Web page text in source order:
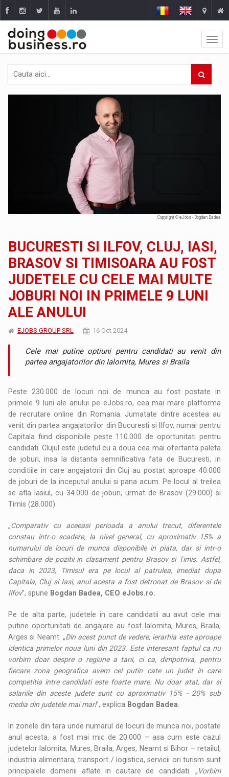
Copyright © eJobs - Bogdan Badea
BUCURESTI SI ILFOV, CLUJ, IASI,
BRASOV SI TIMISOARA AU FOST
JUDETELE CU CELE MAI MULTE
JOBURI NOI IN PRIMELE 9 LUNI
ALE ANULUI
EJOBS GROUP SRL 16 Oct 2024
Cele mai putine optiuni pentru candidati au venit din
partea angajatorilor din Ialomita, Mures si Braila
Peste 230.000 de locuri noi de munca au fost postate in
primele 9 luni ale anului pe eJobs.ro, cea mai mare platforma
de recrutare online din Romania. Jumatate dintre acestea au
venit din partea angajatorilor din Bucuresti si Ilfov, numai pentru
Capitala fiind disponibile peste 110.000 de oportunitati pentru
candidati. Clujul este judetul cu a doua cea mai ofertanta paleta
de joburi, insa la distanta semnificativa fata de Bucuresti, in
conditiile in care angajatorii din Cluj au postat aproape 40.000
de joburi de la inceputul anului si pana acum. Pe locul al treilea
se afla Iasiul, cu 34.000 de joburi, urmat de Brasov (29.000) si
Timis (28.000).
„Comparativ cu aceeasi perioada a anului trecut, diferentele
constau intr-o scadere, la nivel general, cu aproximativ 15% a
numarului de locuri de munca disponibile in piata, dar si intr-o
schimbare de pozitii in clasament pentru Brasov si Timis. Astfel,
daca in 2023, Timisul era pe locul al patrulea, imediat dupa
Capitala, Cluj si Iasi, anul acesta a fost detronat de Brasov si de
Ilfov”, spune Bogdan Badea, CEO eJobs.ro.
Pe de alta parte, judetele in care candidatii au avut cele mai
putine oportunitati de angajare au fost Ialomita, Mures, Braila,
Arges si Neamt. „Din acest punct de vedere, ierarhia este aproape
identica primelor noua luni din 2023. Este interesant faptul ca nu
vorbim doar despre o regiune a tarii, ci ca, dimpotriva, pentru
fiecare zona geografica avem cel putin cate un judet in care
competitia intre candidati este foarte mare. Nu doar atat, dar si
salariile din aceste judete sunt cu aproximativ 15% - 20% sub
media din judetele mai mari”, explica Bogdan Badea
In zonele din tara unde numarul de locuri de munca noi, postate
anul acesta, a fost mai mic de 20.000 – asa cum este cazul
judetelor Ialomita, Mures, Braila, Arges, Neamt si Bihor – retailul,
industria alimentara, transport / logistica, servicii ori turism sunt
principalele domenii aflate in cautare de candidati. „Vorbim